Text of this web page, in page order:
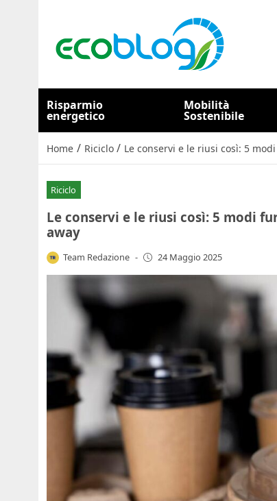
Risparmio
energetico
Mobilità
Sostenibile
Home / Riciclo / Le conservi e le riusi così: 5
Riciclo
Le conservi e le riusi così: 5 modi
away
Team Redazione - 24 Maggio 2025